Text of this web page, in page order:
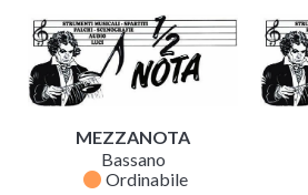
MEZZANOTA
Bassano
fiber_manual_record Ordinabile